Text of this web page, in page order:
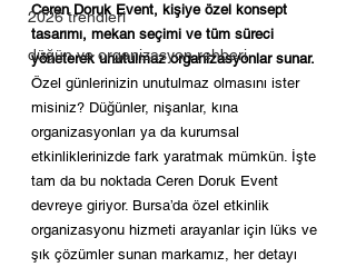
2026 trendleri
düğün ve organizasyon rehberi
Ceren Doruk Event, kişiye özel konsept
tasarımı, mekan seçimi ve tüm süreci
yöneterek unutulmaz organizasyonlar sunar.
Özel günlerinizin unutulmaz olmasını ister
misiniz? Düğünler, nişanlar, kına
organizasyonları ya da kurumsal
etkinliklerinizde fark yaratmak mümkün. İşte
tam da bu noktada Ceren Doruk Event
devreye giriyor. Bursa’da özel etkinlik
organizasyonu hizmeti arayanlar için lüks ve
şık çözümler sunan markamız, her detayı